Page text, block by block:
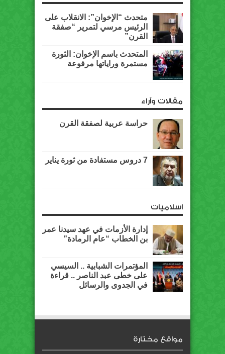
متحدث “الإخوان”: الانقلاب على
الرئيس مرسي لتمرير “صفقة
القرن”
المتحدث باسم الإخوان: الثورة
مستمرة وراياتها مرفوعة
مقالات وآراء
حراسة عربية لصفقة القرن
7 دروس مستفادة من ثورة يناير
اسلاميات
إدارة الأزمات في عهد سيدنا عمر
بن الخطاب “عام الرمادة”
المؤتمرات الشبابية .. السيسي
على خطى عبد الناصر .. قراءة
في الجدوى والرسائل
مواقع مختارة